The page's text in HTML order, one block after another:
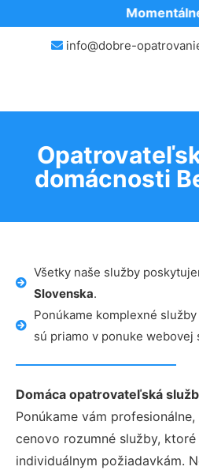
Momentálne
info@dobre-
domácnosti
Všetky naše služby
Slovenska.
Ponúkame komplexné
sú priamo v ponuke webovej
Domáca opatrovateľská
Ponúkame vám
cenovo rozumné služby,
individuálnym požiadavkám.